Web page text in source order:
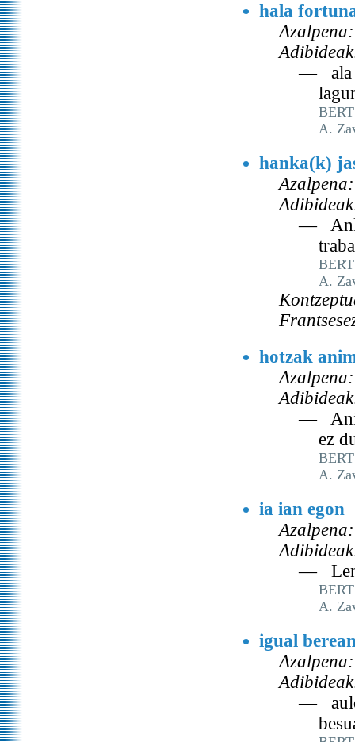
hala
Azalpena:
— ala
A.
hanka(k)
Azalpena:
—
A.
hotzak
Azalpena:
—
ez
A.
ia ian egon
Azalpena:
—
A.
igual
Azalpena:
—